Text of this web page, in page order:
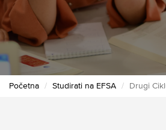
Početna Studirati na EFSA Drugi